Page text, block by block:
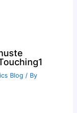
Blog / By